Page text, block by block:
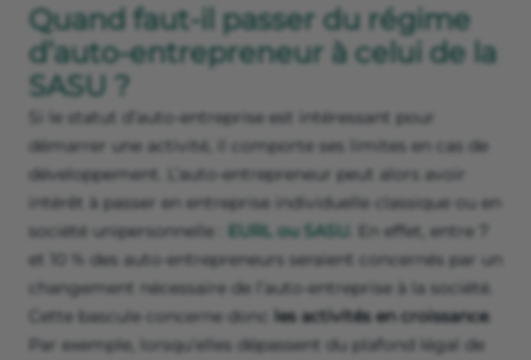
Quand faut-il passer du régime
d’auto-entrepreneur à celui de la
SASU ?
Si le statut d’auto-entreprise est intéressant pour
démarrer une activité, il comporte ses limites en cas de
développement. L’auto-entrepreneur peut alors avoir
intérêt à passer en entreprise individuelle classique ou en
société unipersonnelle : EURL ou SASU . En effet, entre 7
et 10 % des auto-entrepreneurs seraient concernés par un
changement nécessaire de l’auto-entreprise à la société.
Cette bascule concerne donc
les activités en croissance.
Par exemple, lorsqu’elles dépassent du plafond légal de